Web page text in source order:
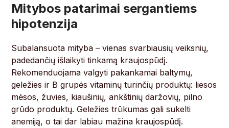
Mitybos patarimai sergantiems
hipotenzija
Subalansuota mityba – vienas svarbiausių veiksnių,
padedančių išlaikyti tinkamą kraujospūdį.
Rekomenduojama valgyti pakankamai baltymų,
geležies ir B grupės vitaminų turinčių produktų: liesos
mėsos, žuvies, kiaušinių, ankštinių daržovių, pilno
grūdo produktų. Geležies trūkumas gali sukelti
anemiją, o tai dar labiau mažina kraujospūdį.